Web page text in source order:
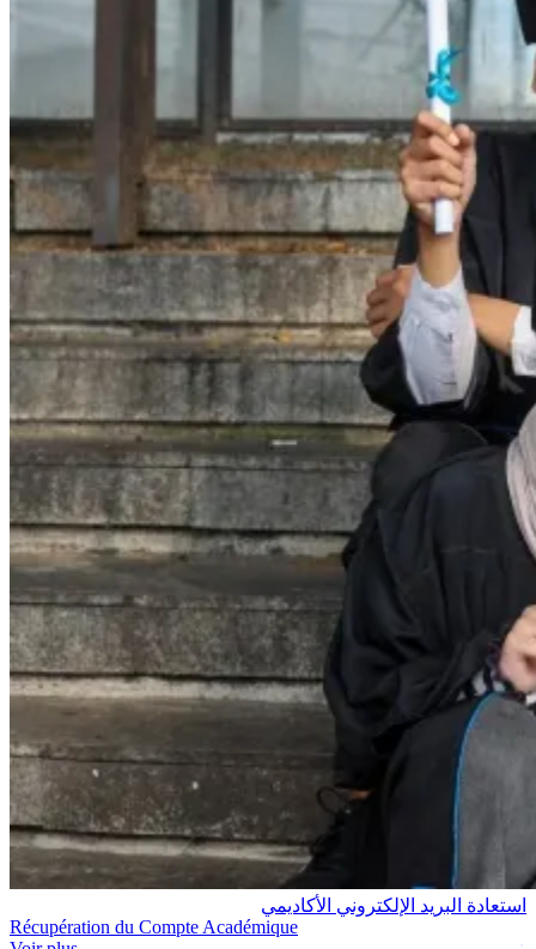
استعادة البريد الإلكتروني الأكاديمي
Récupération du Compte Académique